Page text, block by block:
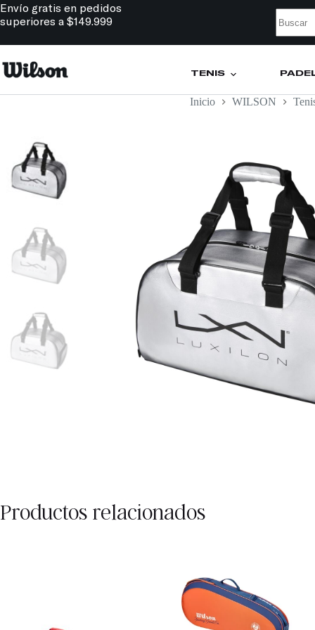
Envío gratis en pedidos
superiores a $149.999
TENIS
Inicio WILSON
Productos relacionados